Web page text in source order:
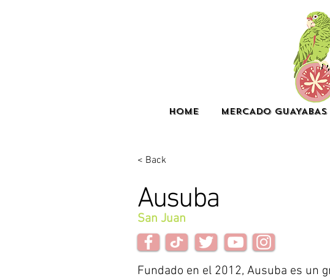
HOME MERCADO GUAYABAS
< Back
Ausuba
San Juan
Fundado en el 2012, Ausuba es un